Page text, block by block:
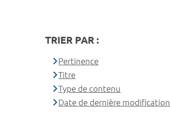
TRIER PAR :
Pertinence
Titre
Type de contenu
Date de dernière modification